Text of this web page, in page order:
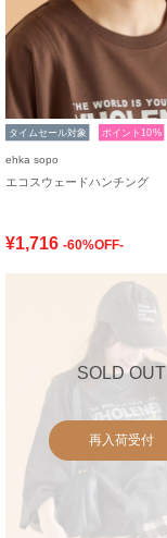
タイムセール対象 ポイント10%
ehka sopo
エコスウェードハンチング
¥1,716 -60%OFF-
SOLD OUT
再入荷受付